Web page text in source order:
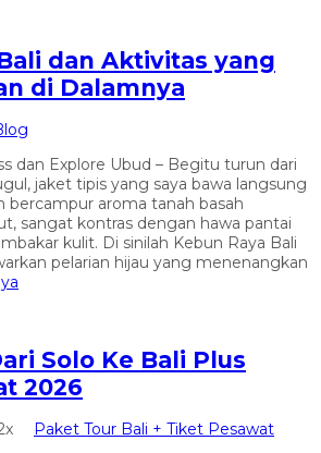
dan Aktivitas yang
di Dalamnya
dan Explore Ubud – Begitu turun dari
jaket tipis yang saya bawa langsung
bercampur aroma tanah basah
sangat kontras dengan hawa pantai
kulit. Di sinilah Kebun Raya Bali
pelarian hijau yang menenangkan
Solo Ke Bali Plus
2026
Paket Tour Bali + Tiket Pesawat